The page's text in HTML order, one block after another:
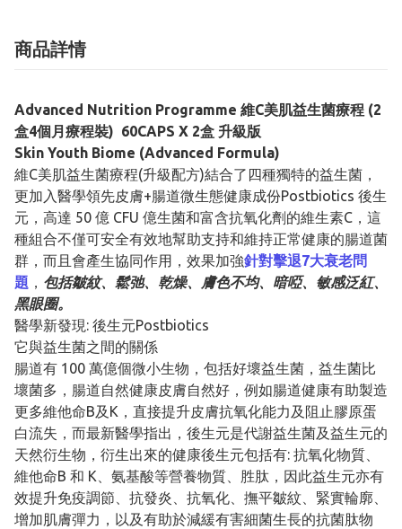
商品詳情
Advanced Nutrition Programme 維C美肌益生菌療程 (2
盒4個月療程裝) 60CAPS X 2盒 升級版
Skin Youth Biome​ (Advanced Formula)
維C美肌益生菌療程(升級配方)結合了四種獨特的益生菌，
更加入醫學領先皮膚+腸道微生態健康成份Postbiotics 後生
元，高達 50 億 CFU 億生菌和富含抗氧化劑的維生素C，這
種組合不僅可安全有效地幫助支持和維持正常健康的腸道菌
群，而且會產生協同作用，效果加強針對擊退7大衰老問
題 ， 包括皺紋、鬆弛、乾燥、膚色不均、暗啞、敏感泛紅、
黑眼圈。
醫學新發現: 後生元Postbiotics
它與益生菌之間的關係
腸道有 100 萬億個微小生物，包括好壞益生菌，益生菌比
壞菌多，腸道自然健康皮膚自然好，例如腸道健康有助製造
更多維他命B及K，直接提升皮膚抗氧化能力及阻止膠原蛋
白流失，而最新醫學指出，後生元是代謝益生菌及益生元的
天然衍生物，衍生出來的健康後生元包括有: 抗氧化物質、
維他命B 和 K、氨基酸等營養物質、胜肽，因此益生元亦有
效提升免疫調節、抗發炎、抗氧化、撫平皺紋、緊實輪廓、
增加肌膚彈力，以及有助於減緩有害細菌生長的抗菌肽物